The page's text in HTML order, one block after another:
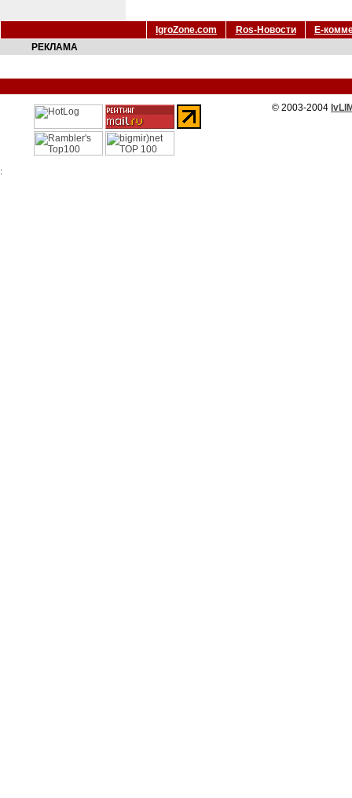
IgroZone.com Ros-Новости
Е-
РЕКЛАМА
© 2003-2004
: